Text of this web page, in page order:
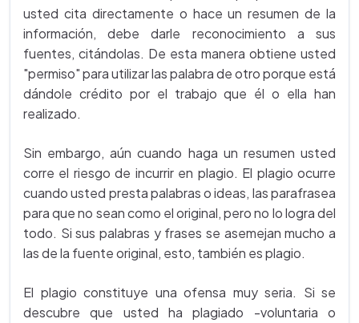
usted cita directamente o hace un resumen de la
información, debe darle reconocimiento a sus
fuentes, citándolas. De esta manera obtiene usted
"permiso" para utilizar las palabra de otro porque está
dándole crédito por el trabajo que él o ella han
realizado.
Sin embargo, aún cuando haga un resumen usted
corre el riesgo de incurrir en plagio. El plagio ocurre
cuando usted presta palabras o ideas, las parafrasea
para que no sean como el original, pero no lo logra del
todo. Si sus palabras y frases se asemejan mucho a
las de la fuente original, esto, también es plagio.
El plagio constituye una ofensa muy seria. Si se
descubre que usted ha plagiado -voluntaria o